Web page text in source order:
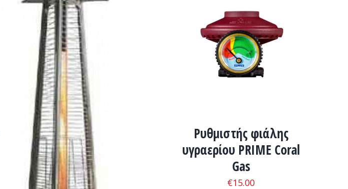
ADD TO CART /
ΛΕΠΤΟΜΈΡΕΙΕΣ
ADD TO CART / ΛΕΠΤΟΜΈΡΕΙΕΣ
Ρυθμιστής φιάλης
υγραερίου PRIME Coral
Gas
€15.00